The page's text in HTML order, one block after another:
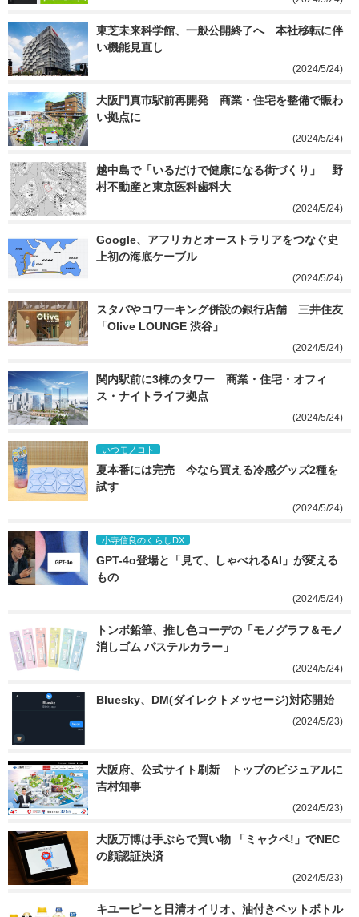
東芝未来科学館、一般公開終了へ　本社移転に伴
い機能見直し
(2024/5/24)
大阪門真市駅前再開発　商業・住宅を整備で賑わ
い拠点に
(2024/5/24)
越中島で「いるだけで健康になる街づくり」　野
村不動産と東京医科歯科大
(2024/5/24)
Google、アフリカとオーストラリアをつなぐ史
上初の海底ケーブル
(2024/5/24)
スタバやコワーキング併設の銀行店舗　三井住友
「Olive LOUNGE 渋谷」
(2024/5/24)
関内駅前に3棟のタワー　商業・住宅・オフィ
ス・ナイトライフ拠点
(2024/5/24)
いつモノコト
夏本番には完売　今なら買える冷感グッズ2種を
試す
(2024/5/24)
小寺信良のくらしDX
GPT-4o登場と「見て、しゃべれるAI」が変える
もの
(2024/5/24)
トンボ鉛筆、推し色コーデの「モノグラフ＆モノ
消しゴム パステルカラー」
(2024/5/24)
Bluesky、DM(ダイレクトメッセージ)対応開始
(2024/5/23)
大阪府、公式サイト刷新　トップのビジュアルに
吉村知事
(2024/5/23)
大阪万博は手ぶらで買い物 「ミャクペ!」でNEC
の顔認証決済
(2024/5/23)
キユーピーと日清オイリオ、油付きペットボトル